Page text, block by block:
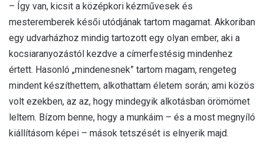
– Így van, kicsit a középkori kézművesek és
mesteremberek késői utódjának tartom magamat. Akkoriban
egy udvarházhoz mindig tartozott egy olyan ember, aki a
kocsiaranyozástól kezdve a címerfestésig mindenhez
értett. Hasonló „mindenesnek” tartom magam, rengeteg
mindent készíthettem, alkothattam életem során; ami közös
volt ezekben, az az, hogy mindegyik alkotásban örömömet
leltem. Bízom benne, hogy a munkáim – és a most megnyíló
kiállításom képei – mások tetszését is elnyerik majd.